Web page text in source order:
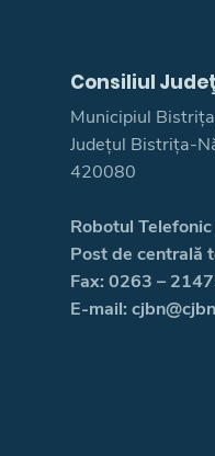
Consiliul
Municipiul
Județul Bistrița-
420080
Robotul
Post de centrală
Fax: 0263 –
E-mail: